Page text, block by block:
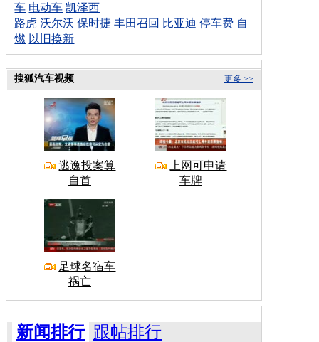
车 电动车 凯泽西
路虎 沃尔沃 保时捷 丰田召回 比亚迪 停车费 自
燃 以旧换新
更多 >>
搜狐汽车视频
逃逸投案算
自首
上网可申请
车牌
足球名宿车
祸亡
新闻排行 跟帖排行